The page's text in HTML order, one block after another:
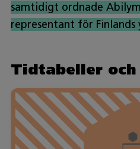
samtidigt ordnade
representant för Finlands
Tidtabeller